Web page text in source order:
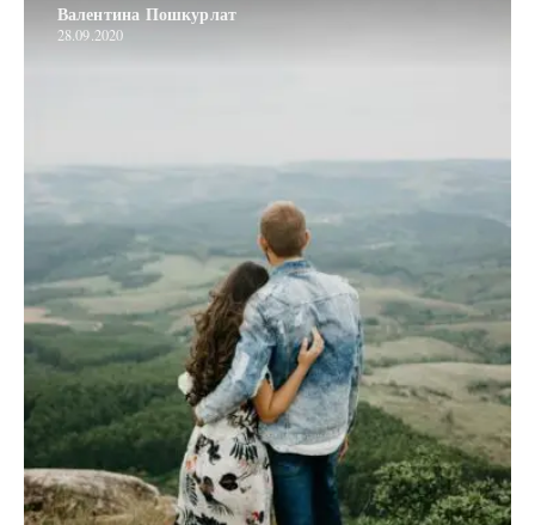
Валентина Пошкурлат
28.09.2020